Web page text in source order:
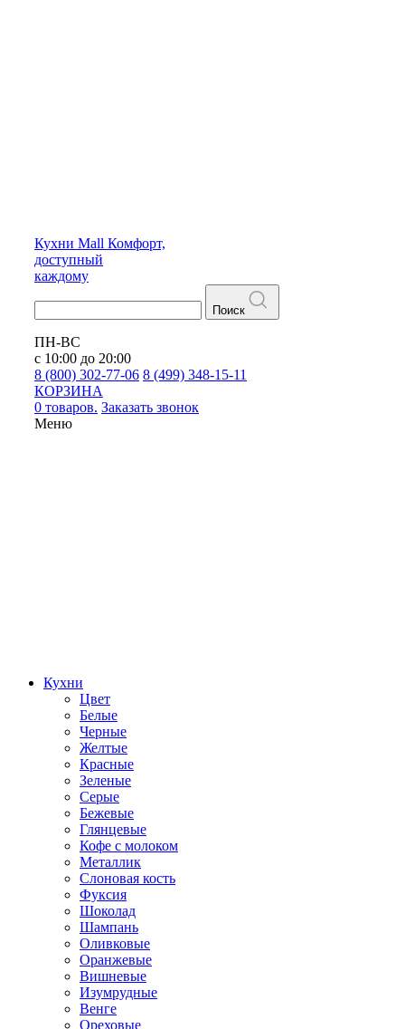
Кухни Mall Комфорт,
доступный
каждому
Поиск
ПН-ВС
с 10:00 до 20:00
8 (800) 302-77-06 8 (499) 348-15-11
КОРЗИНА
0 товаров. Заказать звонок
Меню
Кухни
Цвет
Белые
Черные
Желтые
Красные
Зеленые
Серые
Бежевые
Глянцевые
Кофе с молоком
Металлик
Слоновая кость
Фуксия
Шоколад
Шампань
Оливковые
Оранжевые
Вишневые
Изумрудные
Венге
Ореховые